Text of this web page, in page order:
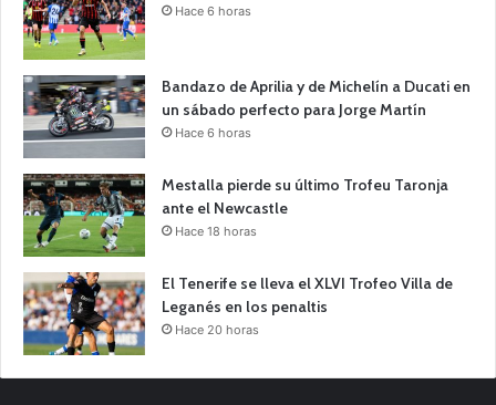
Hace 6 horas
Bandazo de Aprilia y de Michelín a Ducati en
un sábado perfecto para Jorge Martín
Hace 6 horas
Mestalla pierde su último Trofeu Taronja
ante el Newcastle
Hace 18 horas
El Tenerife se lleva el XLVI Trofeo Villa de
Leganés en los penaltis
Hace 20 horas